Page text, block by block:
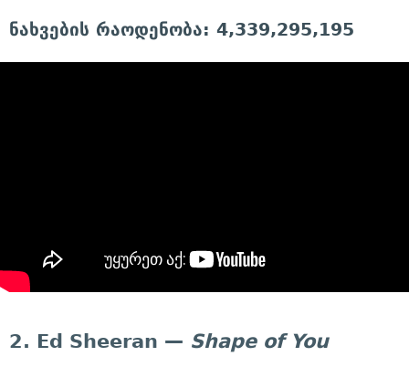
ნახვების რაოდენობა: 4,339,295,195
2. Ed Sheeran — Shape of You